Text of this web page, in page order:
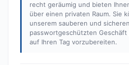
recht geräumig und bieten
über einen privaten Raum. Sie
unserem sauberen und
passwortgeschützten
auf Ihren Tag vorzubereiten.